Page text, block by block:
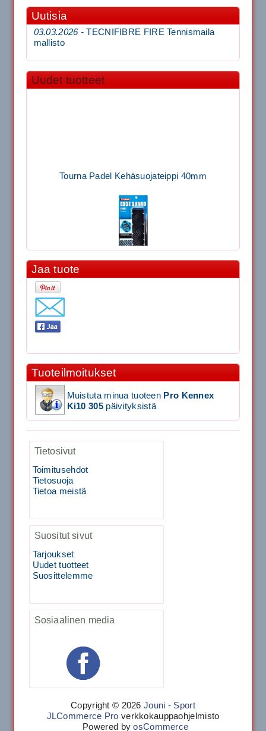
Uutisia
03.03.2026 -TECNIFIBRE FIRE Tennismaila
mallisto
Uudet tuotteet
Tourna Padel Kehäsuojateippi 40mm
Signum S-7000 Jännityskone (Pöytämalli)
1,650.00€
SIGNUM S-7000 &...
Signum S-7000 Jännityskone (Jalustamalli)
40883 Harjasosa hiekkanurmiharjaan
29.00€
Vaihto harjasosa hie...
Kirschbaum Flash Shark 200m
Käsiystäv&...
Jaa tuote
Tuoteilmoitukset
Muistuta minua tuoteen Pro Kennex
Ki10 305päivityksistä
Tietosivut
Toimitusehdot
Tietosuoja
Tietoa meistä
Suositut sivut
Tarjoukset
Uudet tuotteet
Suosittelemme
Sosiaalinen media
Copyright © 2026Jouni - Sport
JLCommerce Pro verkkokauppaohjelmisto
Powered byosCommerce